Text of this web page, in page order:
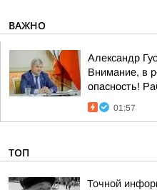
ВАЖНО
Александр
Внимание, в
опасность!
01:57
ТОП
Точной